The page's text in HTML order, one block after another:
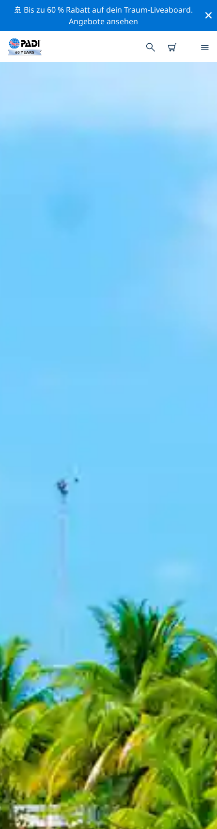
🚢 Bis zu 60 % Rabatt auf dein Traum-Liveaboard.
Angebote ansehen